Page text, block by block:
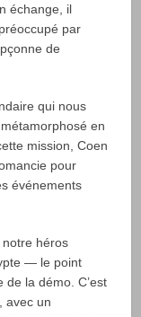
échange, il
par
de
qui nous
en
mission, Coen
pour
événements
notre héros
— le point
de la démo. C’est
avec un